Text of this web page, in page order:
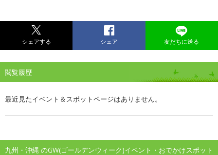
シェアする シェア 友だちに送る
閲覧履歴
最近見たイベント＆スポットページはありません。
九州・沖縄 のGW(ゴールデンウィーク)イベント・おでかけスポット